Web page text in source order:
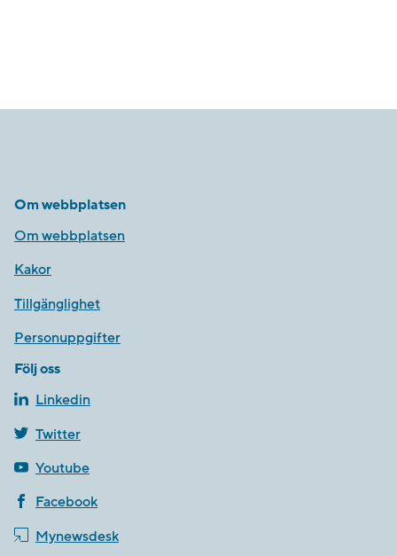
Om webbplatsen
Om webbplatsen
Kakor
Tillgänglighet
Personuppgifter
Följ oss
Linkedin
Twitter
Youtube
Facebook
Mynewsdesk